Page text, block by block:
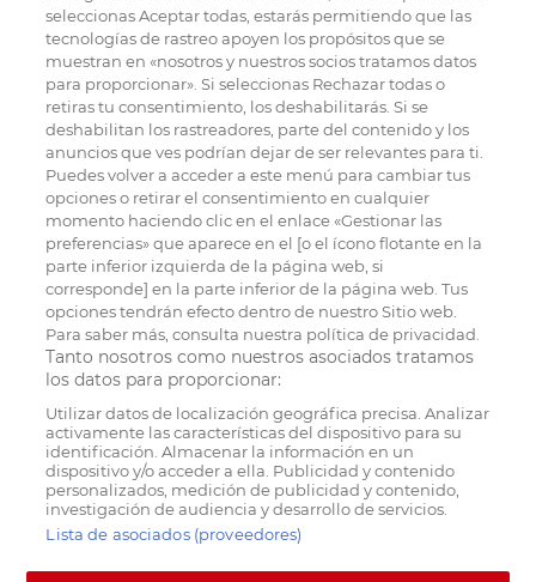
seleccionas Aceptar todas, estarás permitiendo que las
tecnologías de rastreo apoyen los propósitos que se
muestran en «nosotros y nuestros socios tratamos datos
para proporcionar». Si seleccionas Rechazar todas o
retiras tu consentimiento, los deshabilitarás. Si se
deshabilitan los rastreadores, parte del contenido y los
anuncios que ves podrían dejar de ser relevantes para ti.
Puedes volver a acceder a este menú para cambiar tus
opciones o retirar el consentimiento en cualquier
momento haciendo clic en el enlace «Gestionar las
preferencias» que aparece en el [o el ícono flotante en la
parte inferior izquierda de la página web, si
corresponde] en la parte inferior de la página web. Tus
opciones tendrán efecto dentro de nuestro Sitio web.
Para saber más, consulta nuestra política de privacidad.
Tanto nosotros como nuestros asociados tratamos
los datos para proporcionar:
Utilizar datos de localización geográfica precisa. Analizar
activamente las características del dispositivo para su
identificación. Almacenar la información en un
dispositivo y/o acceder a ella. Publicidad y contenido
personalizados, medición de publicidad y contenido,
investigación de audiencia y desarrollo de servicios.
Lista de asociados (proveedores)